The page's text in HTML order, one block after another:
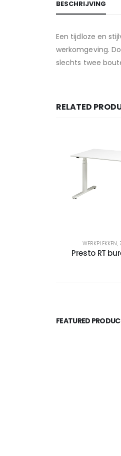
BESCHRIJVING
Een tijdloze en
werkomgeving.
slechts twee
RELATED
WERKPLEKKEN,
Presto RT
FEATURED